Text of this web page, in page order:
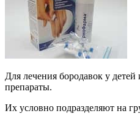
Для лечения бородавок у
препараты.
Их условно подразделяют на